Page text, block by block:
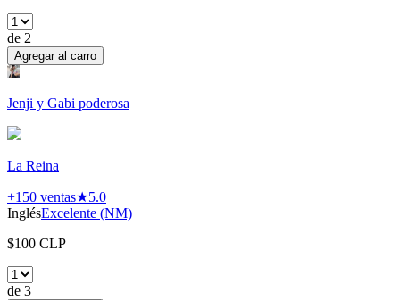
de 2
Agregar al carro
Jenji y Gabi poderosa
La Reina
+150 ventas★5.0
InglésExcelente (NM)
$100 CLP
de 3